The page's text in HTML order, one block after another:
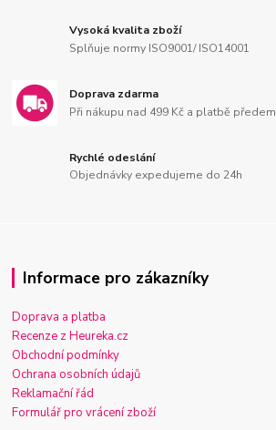
Vysoká kvalita zboží
Splňuje normy ISO9001/ ISO14001
Doprava zdarma
Při nákupu nad 499 Kč a platbě předem
Rychlé odeslání
Objednávky expedujeme do 24h
Informace pro zákazníky
Doprava a platba
Recenze z Heureka.cz
Obchodní podmínky
Ochrana osobních údajů
Reklamační řád
Formulář pro vrácení zboží